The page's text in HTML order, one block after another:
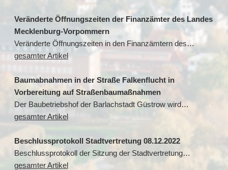
Veränderte Öffnungszeiten der Finanzämter des Landes
Mecklenburg-Vorpommern
Veränderte Öffnungszeiten in den Finanzämtern des…
gesamter Artikel
Baumabnahmen in der Straße Falkenflucht in
Vorbereitung auf Straßenbaumaßnahmen
Der Baubetriebshof der Barlachstadt Güstrow wird…
gesamter Artikel
Beschlussprotokoll Stadtvertretung 08.12.2022
Beschlussprotokoll der Sitzung der Stadtvertretung…
gesamter Artikel